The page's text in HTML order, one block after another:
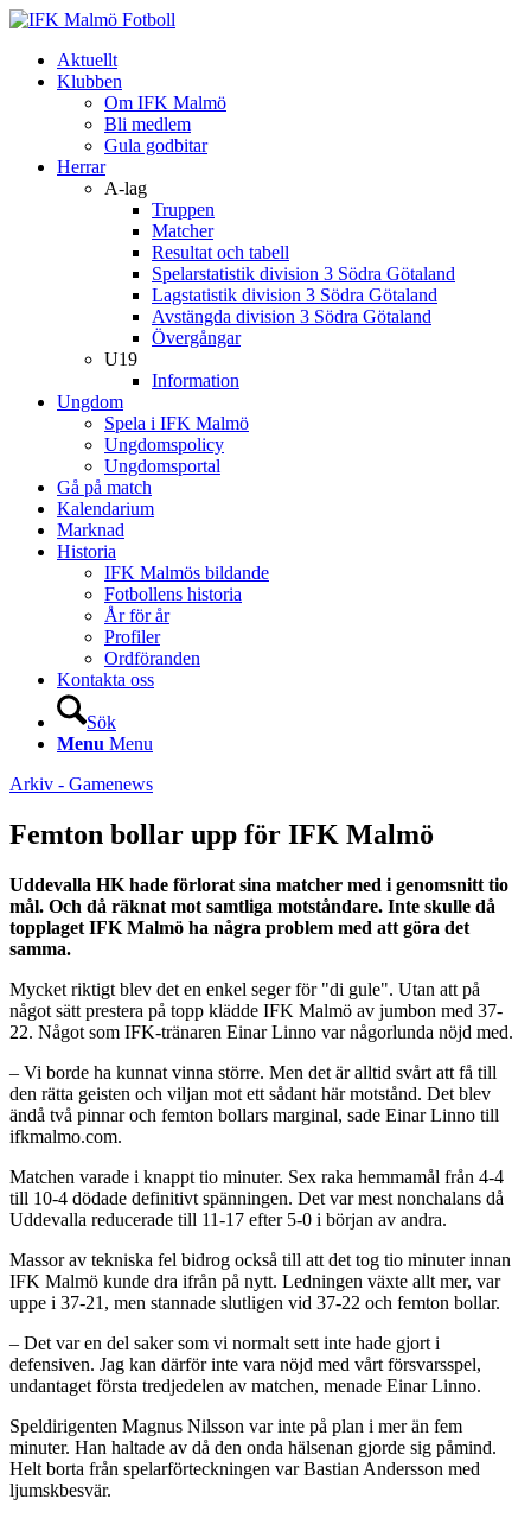
Aktuellt
Klubben
Om IFK Malmö
Bli medlem
Gula godbitar
Herrar
A-lag
Truppen
Matcher
Resultat och tabell
Spelarstatistik division 3 Södra Götaland
Lagstatistik division 3 Södra Götaland
Avstängda division 3 Södra Götaland
Övergångar
U19
Information
Ungdom
Spela i IFK Malmö
Ungdomspolicy
Ungdomsportal
Gå på match
Kalendarium
Marknad
Historia
IFK Malmös bildande
Fotbollens historia
År för år
Profiler
Ordföranden
Kontakta oss
Sök
Menu Menu
Arkiv - Gamenews
Femton bollar upp för IFK Malmö
Uddevalla HK hade förlorat sina matcher med i genomsnitt tio
mål. Och då räknat mot samtliga motståndare. Inte skulle då
topplaget IFK Malmö ha några problem med att göra det
samma.
Mycket riktigt blev det en enkel seger för "di gule". Utan att på
något sätt prestera på topp klädde IFK Malmö av jumbon med 37-
22. Något som IFK-tränaren Einar Linno var någorlunda nöjd med.
– Vi borde ha kunnat vinna större. Men det är alltid svårt att få till
den rätta geisten och viljan mot ett sådant här motstånd. Det blev
ändå två pinnar och femton bollars marginal, sade Einar Linno till
ifkmalmo.com.
Matchen varade i knappt tio minuter. Sex raka hemmamål från 4-4
till 10-4 dödade definitivt spänningen. Det var mest nonchalans då
Uddevalla reducerade till 11-17 efter 5-0 i början av andra.
Massor av tekniska fel bidrog också till att det tog tio minuter innan
IFK Malmö kunde dra ifrån på nytt. Ledningen växte allt mer, var
uppe i 37-21, men stannade slutligen vid 37-22 och femton bollar.
– Det var en del saker som vi normalt sett inte hade gjort i
defensiven. Jag kan därför inte vara nöjd med vårt försvarsspel,
undantaget första tredjedelen av matchen, menade Einar Linno.
Speldirigenten Magnus Nilsson var inte på plan i mer än fem
minuter. Han haltade av då den onda hälsenan gjorde sig påmind.
Helt borta från spelarförteckningen var Bastian Andersson med
ljumskbesvär.